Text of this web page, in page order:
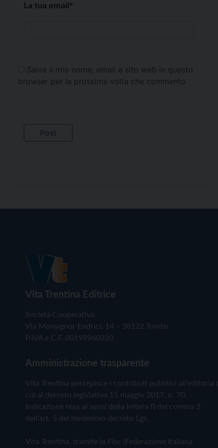
La tua email*
Salva il mio nome, email e sito web in questo
browser per la prossima volta che commento.
Vita Trentina Editrice
Società Cooperativa
Via Monsignor Endrici, 14 – 38122 Trento
P.IVA e C.F. 00199960220
Amministrazione trasparente
Vita Trentina percepisce i contributi pubblici all'editoria
cui al decreto legislativo 15 maggio 2017, n. 70.
Indicazione resa ai sensi della lettera f) del comma 2
dell'art. 5 del medesimo decreto Lgs.
Vita Trentina, tramite la Fisc (Federazione Italiana